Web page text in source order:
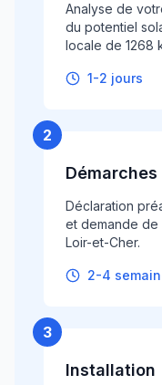
Analyse de
du potentiel
locale de 1268
1-2 jours
2
Déclaration
et demande de
Loir-et-Cher.
2-4
3
Installation